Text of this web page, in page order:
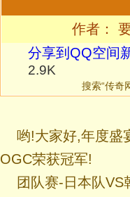
作者：
分享到 QQ空间
2.9K
搜索“传奇
哟!大家好,年度盛
OGC荣获冠军!
团队赛-日本队VS